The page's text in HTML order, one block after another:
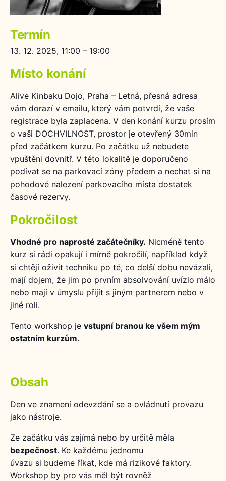
Termín
13. 12. 2025, 11:00 – 19:00
Místo konání
Alive Kinbaku Dojo, Praha – Letná, přesná adresa
vám dorazí v emailu, který vám potvrdí, že vaše
registrace byla zaplacena. V den konání kurzu prosím
o vaši DOCHVILNOST, prostor je otevřený 30min
před začátkem kurzu. Po začátku už nebudete
vpuštěni dovnitř. V této lokalitě je doporučeno
podívat se na parkovací zóny předem a nechat si na
pohodové nalezení parkovacího místa dostatek
časové rezervy.
Pokročilost
Vhodné pro naprosté začátečníky. Nicméně tento
kurz si rádi opakují i mírně pokročilí, například když
si chtějí oživit techniku po té, co delší dobu nevázali,
mají dojem, že jim po prvním absolvování uvízlo málo
nebo mají v úmyslu přijít s jiným partnerem nebo v
jiné roli.
Tento workshop je vstupní branou ke všem mým
ostatním kurzům.
Obsah
Den ve znamení odevzdání se a ovládnutí provazu
jako nástroje.
Ze začátku vás zajímá nebo by určitě měla
bezpečnost. Ke každému jednomu
úvazu si budeme říkat, kde má rizikové faktory.
Workshop by pro vás měl být rovněž